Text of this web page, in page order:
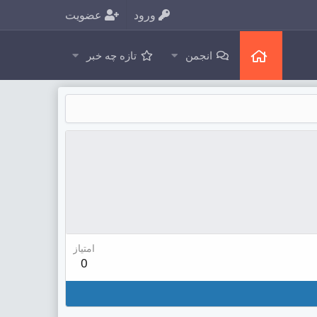
ورود عضویت
انجمن تازه چه خبر
امتیاز
0